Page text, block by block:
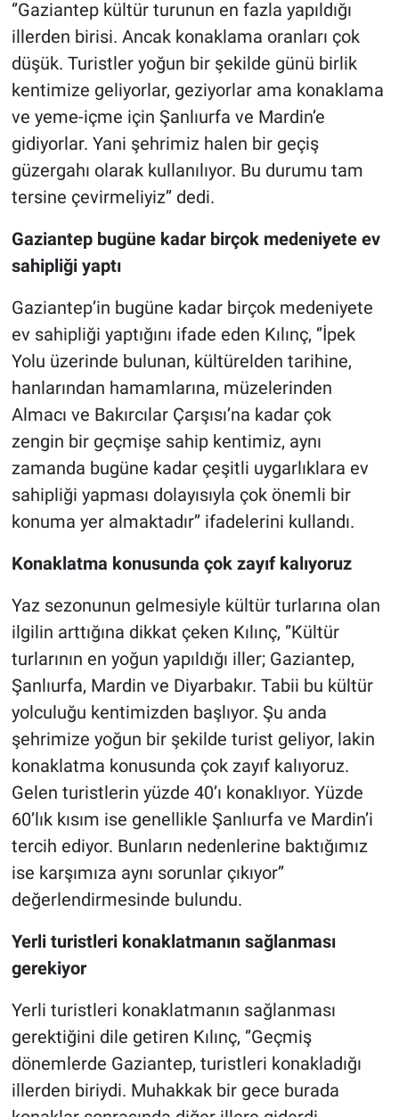
‘’Gaziantep kültür turunun en fazla yapıldığı
illerden birisi. Ancak konaklama oranları çok
düşük. Turistler yoğun bir şekilde günü birlik
kentimize geliyorlar, geziyorlar ama konaklama
ve yeme-içme için Şanlıurfa ve Mardin’e
gidiyorlar. Yani şehrimiz halen bir geçiş
güzergahı olarak kullanılıyor. Bu durumu tam
tersine çevirmeliyiz’’ dedi.
Gaziantep bugüne kadar birçok medeniyete ev
sahipliği yaptı
Gaziantep’in bugüne kadar birçok medeniyete
ev sahipliği yaptığını ifade eden Kılınç, ‘’İpek
Yolu üzerinde bulunan, kültürelden tarihine,
hanlarından hamamlarına, müzelerinden
Almacı ve Bakırcılar Çarşısı’na kadar çok
zengin bir geçmişe sahip kentimiz, aynı
zamanda bugüne kadar çeşitli uygarlıklara ev
sahipliği yapması dolayısıyla çok önemli bir
konuma yer almaktadır’’ ifadelerini kullandı.
Konaklatma konusunda çok zayıf kalıyoruz
Yaz sezonunun gelmesiyle kültür turlarına olan
ilgilin arttığına dikkat çeken Kılınç, ‘’Kültür
turlarının en yoğun yapıldığı iller; Gaziantep,
Şanlıurfa, Mardin ve Diyarbakır. Tabii bu kültür
yolculuğu kentimizden başlıyor. Şu anda
şehrimize yoğun bir şekilde turist geliyor, lakin
konaklatma konusunda çok zayıf kalıyoruz.
Gelen turistlerin yüzde 40’ı konaklıyor. Yüzde
60’lık kısım ise genellikle Şanlıurfa ve Mardin’i
tercih ediyor. Bunların nedenlerine baktığımız
ise karşımıza aynı sorunlar çıkıyor’’
değerlendirmesinde bulundu.
Yerli turistleri konaklatmanın sağlanması
gerekiyor
Yerli turistleri konaklatmanın sağlanması
gerektiğini dile getiren Kılınç, ‘’Geçmiş
dönemlerde Gaziantep, turistleri konakladığı
illerden biriydi. Muhakkak bir gece burada